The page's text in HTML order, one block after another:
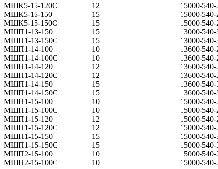
МШК5-15-120С
12
15000-540-
МШК5-15-150
15
15000-540-
МШК5-15-150С
15
15000-540-
МШП1-13-150
15
13000-540-
МШП1-13-150С
15
13000-540-
МШП1-14-100
10
13600-540-
МШП1-14-100С
10
13600-540-
МШП1-14-120
12
13600-540-
МШП1-14-120С
12
13600-540-
МШП1-14-150
15
13600-540-
МШП1-14-150С
15
13600-540-
МШП1-15-100
10
15000-540-
МШП1-15-100С
10
15000-540-
МШП1-15-120
12
15000-540-
МШП1-15-120С
12
15000-540-
МШП1-15-150
15
15000-540-
МШП1-15-150С
15
15000-540-
МШП2-15-100
10
15000-540-
МШП2-15-100С
10
15000-540-